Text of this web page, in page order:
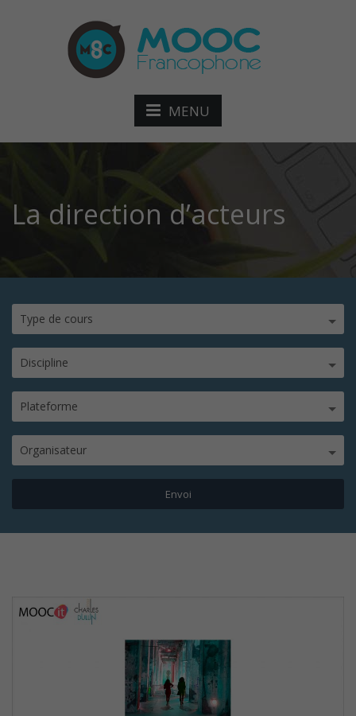
MENU
La direction d’acteurs
Type de cours
Discipline
Plateforme
Organisateur